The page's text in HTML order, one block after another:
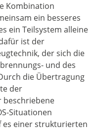
Kombination
ein besseres
ein Teilsystem alleine
ist der
der sich die
und des
die Übertragung
der
beschriebene
Situationen
es einer strukturierten